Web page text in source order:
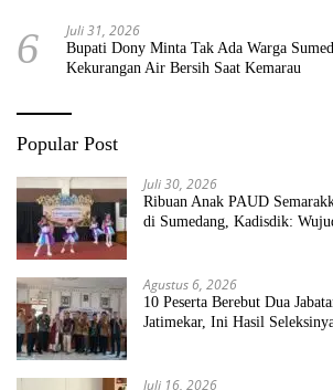
6 Juli 31, 2026
Bupati Dony Minta Tak Ada Warga
Kekurangan Air Bersih Saat Kemarau
Popular Post
Juli 30, 2026
Ribuan Anak PAUD
di Sumedang, Kadisdik:
Agustus 6, 2026
10 Peserta Berebut Dua
Jatimekar, Ini Hasil
Juli 16, 2026